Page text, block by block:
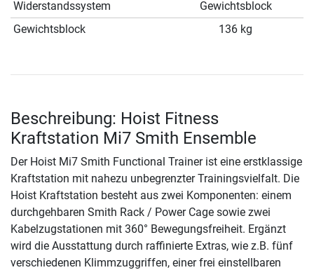
Widerstandssystem
Gewichtsblock
Gewichtsblock
136 kg
Beschreibung: Hoist Fitness
Kraftstation Mi7 Smith Ensemble
Der Hoist Mi7 Smith Functional Trainer ist eine erstklassige
Kraftstation mit nahezu unbegrenzter Trainingsvielfalt. Die
Hoist Kraftstation besteht aus zwei Komponenten: einem
durchgehbaren Smith Rack / Power Cage sowie zwei
Kabelzugstationen mit 360° Bewegungsfreiheit. Ergänzt
wird die Ausstattung durch raffinierte Extras, wie z.B. fünf
verschiedenen Klimmzuggriffen, einer frei einstellbaren